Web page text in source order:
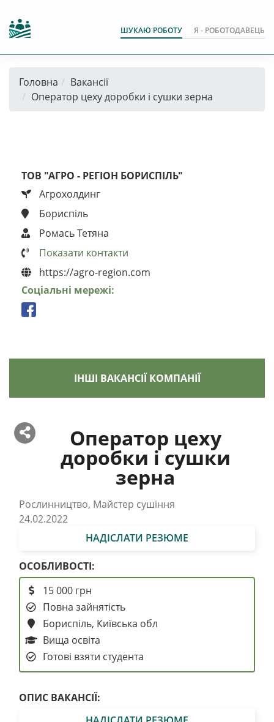
ШУКАЮ РОБОТУ Я - РОБОТОДАВЕЦЬ
Головна
Вакансії
Оператор цеху доробки і сушки зерна
ТОВ "АГРО - РЕГІОН БОРИСПІЛЬ"
Агрохолдинг
Бориспіль
Ромась Тетяна
Показати контакти
https://agro-region.com
Соціальні мережі:
ІНШІ ВАКАНСІЇ КОМПАНІЇ
Оператор цеху
доробки і сушки
зерна
Рослинництво, Майстер сушіння
24.02.2022
НАДІСЛАТИ РЕЗЮМЕ
ОСОБЛИВОСТІ:
15 000 грн
Повна зайнятість
Бориспіль, Київська обл
Вища освіта
Готові взяти студента
ОПИС ВАКАНСІЇ: